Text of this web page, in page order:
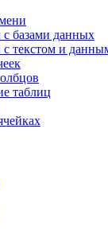
базами данных
текстом и
таблиц